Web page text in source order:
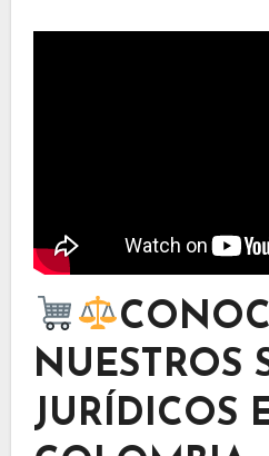
NUESTROS
JURÍDICOS